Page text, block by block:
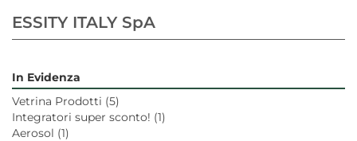
ESSITY ITALY SpA
In Evidenza
Vetrina Prodotti (5)
Integratori super sconto! (1)
Aerosol (1)